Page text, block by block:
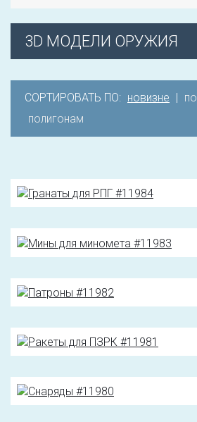
3D МОДЕЛИ ОРУЖИЯ
СОРТИРОВАТЬ ПО: новизне |
полигонам